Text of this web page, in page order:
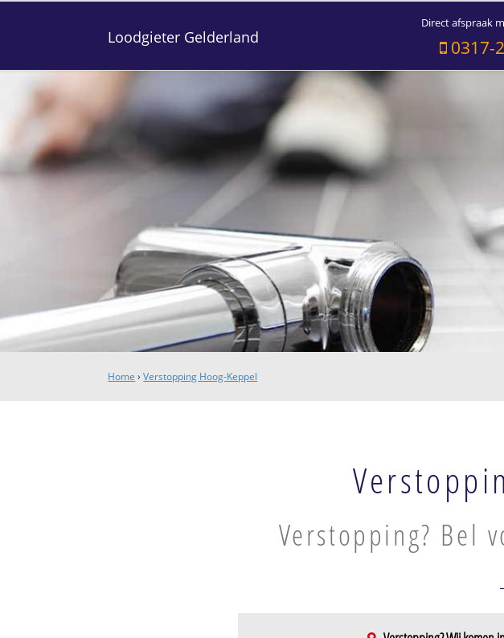
Loodgieter Gelderland
Direct afspraak
0317-
Home ›Verstopping Hoog-Keppel
Verstopping? Bel